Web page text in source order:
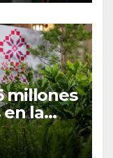
millones
la